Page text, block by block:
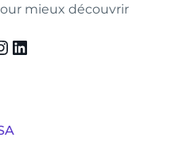
mieux découvrir
LinkedIn